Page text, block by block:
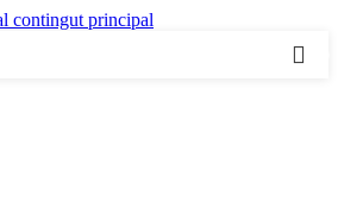
contingut principal